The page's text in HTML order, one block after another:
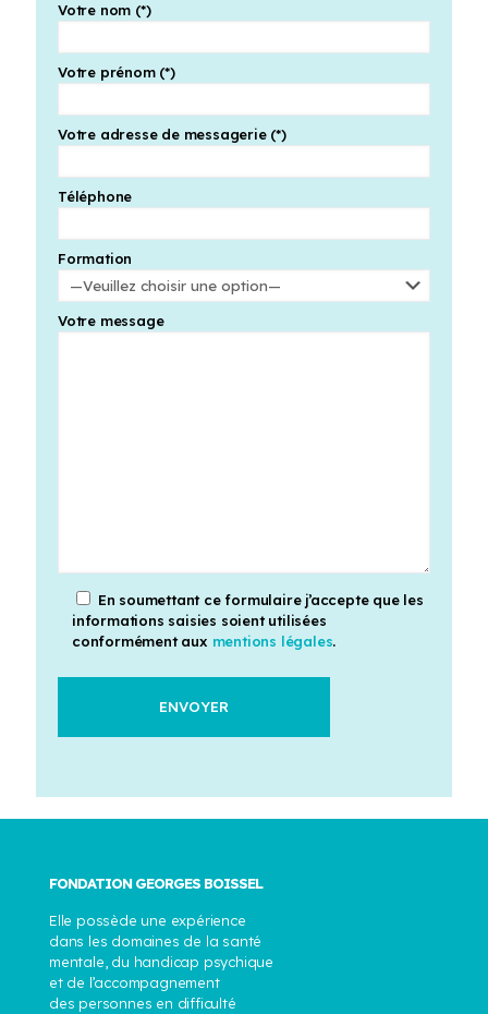
Votre nom (*)
Votre prénom (*)
Votre adresse de messagerie (*)
Téléphone
Formation
Votre message
En soumettant ce formulaire j’accepte que les
informations saisies soient utilisées
conformément aux mentions légales.
FONDATION GEORGES BOISSEL
Elle possède une expérience
dans les domaines de la santé
mentale, du handicap psychique
et de l’accompagnement
des personnes en difficulté